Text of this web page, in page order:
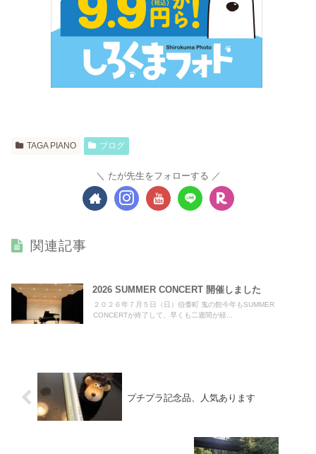
TAGA PIANO ブログ
たが先生をフォローする
関連記事
2026 SUMMER CONCERT 開催しました
２０２６年７月５日（日）伯耆町 鬼の館今年もSUMMER
CONCERTが終了して、早くも二週間が経...
プチプラ記念品、人気あります